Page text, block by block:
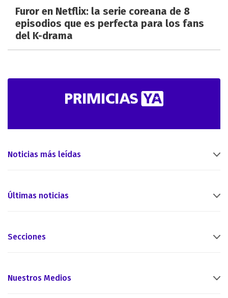
Furor en Netflix: la serie coreana de 8
episodios que es perfecta para los fans
del K-drama
Noticias más leídas
Últimas noticias
Secciones
Nuestros Medios